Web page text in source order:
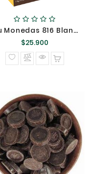
Neu Monedas 816 Blanca Fina 29% Cacao Kilo {}
$25.900
normal